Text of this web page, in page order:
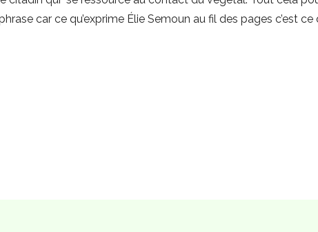
car ce qu’exprime Élie Semoun au fil des pages c’est ce